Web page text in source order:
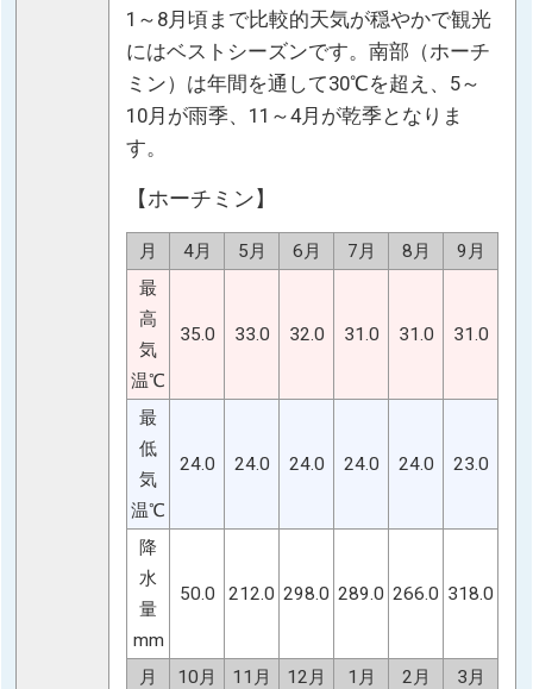
1～8月頃まで比較的天気が穏やかで観光
にはベストシーズンです。南部（ホーチ
ミン）は年間を通して30℃を超え、5～
10月が雨季、11～4月が乾季となりま
す。
【ホーチミン】
月 4月 5月 6月 7月 8月
9月
最
高
気
温℃
35.0 33.0 32.0 31.0 31.0 31.0
最
低
気
温℃
24.0 24.0 24.0 24.0 24.0 23.0
降
水
量
mm
50.0 212.0 298.0 289.0 266.0 318.0
月 10月 11月 12月 1月 2月
3月